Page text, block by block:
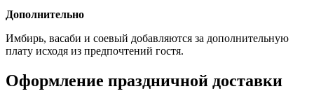
Дополнительно
Имбирь, васаби и соевый добавляются за дополнительную
плату исходя из предпочтений гостя.
Оформление праздничной доставки